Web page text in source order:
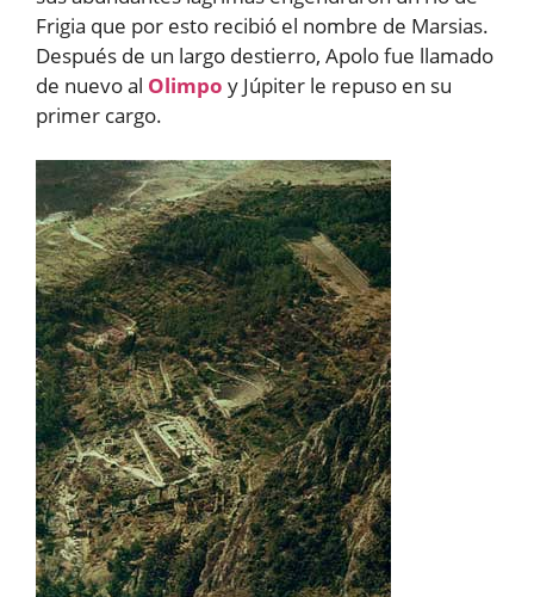
Frigia que por esto recibió el nombre de Marsias.
Después de un largo destierro, Apolo fue llamado
de nuevo al Olimpo y Júpiter le repuso en su
primer cargo.